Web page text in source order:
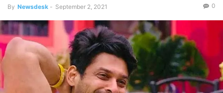
By Newsdesk - September 2, 2021 0